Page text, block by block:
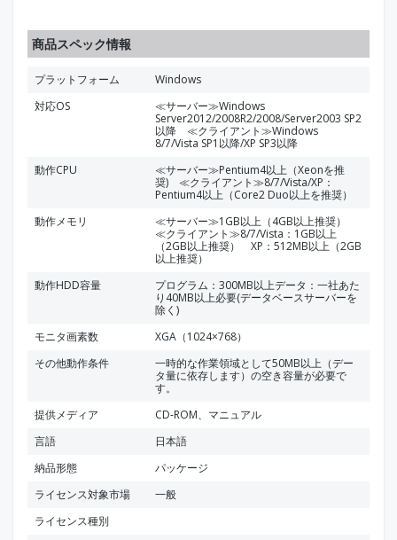
商品スペック情報
プラットフォーム
Windows
対応OS
≪サーバー≫Windows
Server2012/2008R2/2008/Server2003 SP2
以降 ≪クライアント≫Windows
8/7/Vista SP1以降/XP SP3以降
動作CPU
≪サーバー≫Pentium4以上（Xeonを推
奨) ≪クライアント≫8/7/Vista/XP：
Pentium4以上（Core2 Duo以上を推奨）
動作メモリ
≪サーバー≫1GB以上（4GB以上推奨）
≪クライアント≫8/7/Vista：1GB以上
（2GB以上推奨） XP：512MB以上（2GB
以上推奨）
動作HDD容量
プログラム：300MB以上データ：一社あた
り40MB以上必要(データベースサーバーを
除く)
モニタ画素数
XGA（1024×768）
その他動作条件
一時的な作業領域として50MB以上（デー
タ量に依存します）の空き容量が必要で
す。
提供メディア
CD-ROM、マニュアル
言語
日本語
納品形態
パッケージ
ライセンス対象市場
一般
ライセンス種別